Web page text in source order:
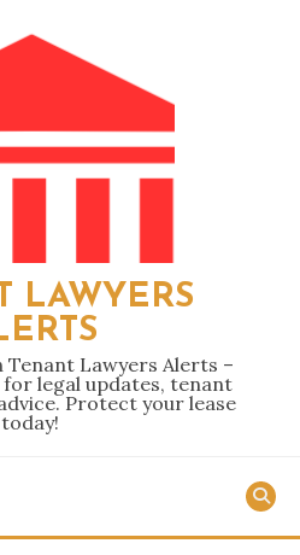
LAWYERS
Lawyers Alerts –
legal updates, tenant
Protect your lease
today!